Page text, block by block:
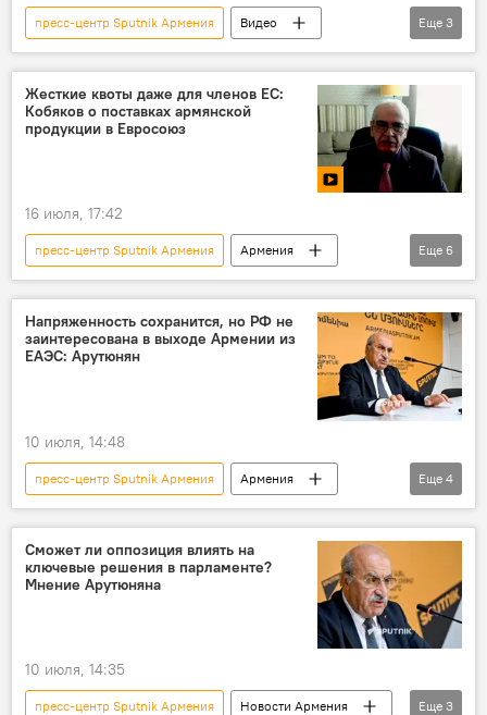
пресс-центр Sputnik Армения
Видео
Пресс-центр
эксперт Аналитика
Еще 3
Жесткие квоты даже для членов ЕС:
Кобяков о поставках армянской
продукции в Евросоюз
16 июля, 17:42
пресс-центр Sputnik Армения
Армения
ЕС
Экономика
рынок
Новости Армения
Видео
Пресс-центр
Еще 6
Напряженность сохранится, но РФ не
заинтересована в выходе Армении из
ЕАЭС: Арутюнян
10 июля, 14:48
пресс-центр Sputnik Армения
Армения
Россия
ЕАЭС
Новости Армения
Еще 4
Сможет ли оппозиция влиять на
ключевые решения в парламенте?
Мнение Арутюняна
10 июля, 14:35
пресс-центр Sputnik Армения
Новости Армения
Еще 3